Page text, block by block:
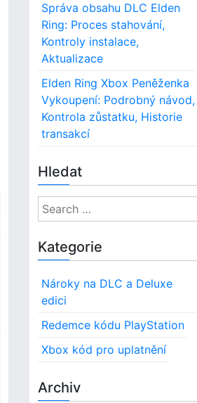
Správa obsahu DLC Elden
Ring: Proces stahování,
Kontroly instalace,
Aktualizace
Elden Ring Xbox Peněženka
Vykoupení: Podrobný návod,
Kontrola zůstatku, Historie
transakcí
Hledat
S
e
a
r
h
o
Kategorie
Nároky na DLC a Deluxe
edici
Redemce kódu PlayStation
Xbox kód pro uplatnění
Archiv